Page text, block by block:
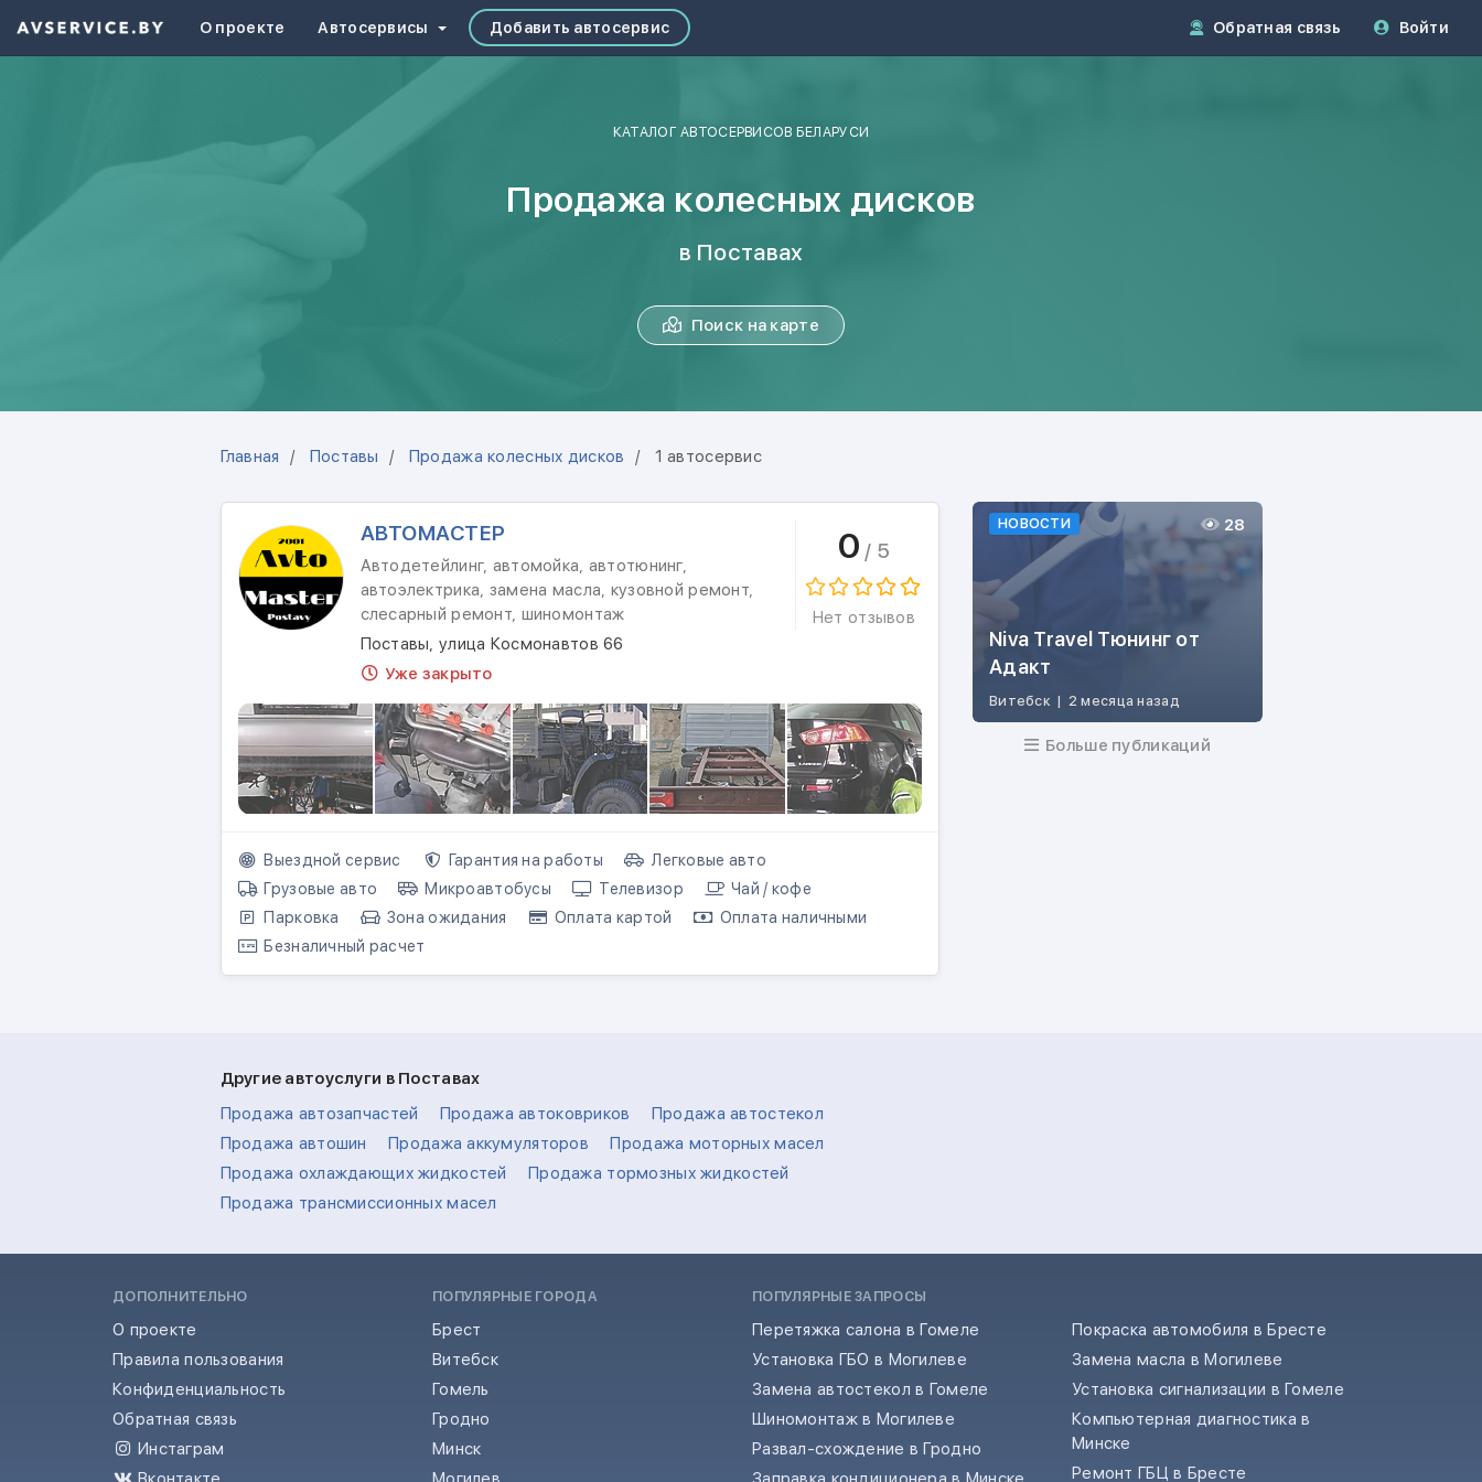
О проекте Автосервисы Добавить автосервис Обратная связь Войти
КАТАЛОГ АВТОСЕРВИСОВ БЕЛАРУСИ
Продажа колесных дисков
в Поставах
Поиск на карте
Главная Поставы Продажа колесных дисков 1 автосервис
АВТОМАСТЕР
Автодетейлинг, автомойка, автотюнинг,
автоэлектрика, замена масла, кузовной ремонт,
слесарный ремонт, шиномонтаж
Поставы, улица Космонавтов 66
Уже закрыто
0 / 5
Нет отзывов
Выездной сервис Гарантия на работы
Легковые авто
Грузовые авто
Микроавтобусы Телевизор
Чай / кофе
Парковка
Зона ожидания Оплата картой
Оплата наличными
Безналичный расчет
НОВОСТИ
Niva Travel Тюнинг от
Адакт
Витебск | 2 месяца назад
28
Больше публикаций
Другие автоуслуги в Поставах
Продажа автозапчастей
Продажа автоковриков
Продажа автостекол
Продажа автошин
Продажа аккумуляторов
Продажа моторных масел
Продажа охлаждающих жидкостей
Продажа тормозных жидкостей
Продажа трансмиссионных масел
ДОПОЛНИТЕЛЬНО
О проекте
Правила пользования
Конфиденциальность
Обратная связь
Инстаграм
ПОПУЛЯРНЫЕ ГОРОДА
Брест
Витебск
Гомель
Гродно
Минск
ПОПУЛЯРНЫЕ ЗАПРОСЫ
Перетяжка салона в Гомеле
Установка ГБО в Могилеве
Замена автостекол в Гомеле
Шиномонтаж в Могилеве
Развал-схождение в Гродно
Покраска автомобиля в Бресте
Замена масла в Могилеве
Установка сигнализации в Гомеле
Компьютерная диагностика в
Минске
Ремонт ГБЦ в Бресте